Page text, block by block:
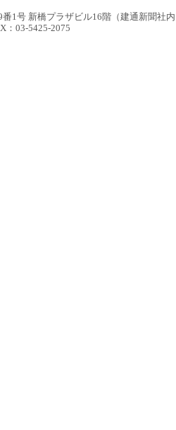
1号 新橋プラザビル16階（建通新聞社
：03-5425-2075